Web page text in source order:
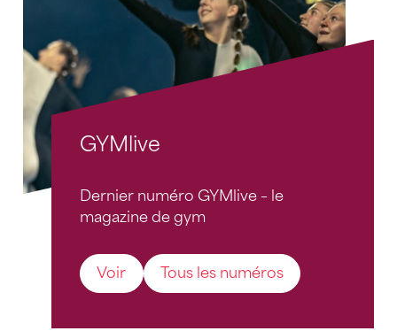
GYMlive
Dernier numéro GYMlive – le
magazine de gym
Voir Tous les numéros